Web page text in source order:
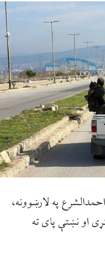
په لارښوونه،
او نښتې پای ته